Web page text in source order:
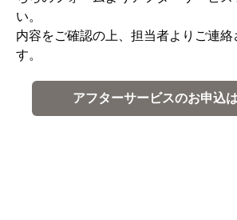
い。
内容をご確認の上、担当者よりご連絡
す。
アフターサービスのお申込